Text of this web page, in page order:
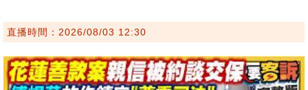
直播時間：2026/08/03 12:30